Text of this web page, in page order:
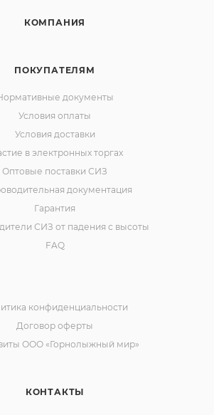
КОМПАНИЯ
ПОКУПАТЕЛЯМ
документы
Условия оплаты
Условия доставки
в электронных торгах
Оптовые поставки СИЗ
документация
Гарантия
СИЗ от падения с высоты
FAQ
КОНТАКТЫ
конфиденциальности
Договор оферты
ООО «Горнолыжный мир»